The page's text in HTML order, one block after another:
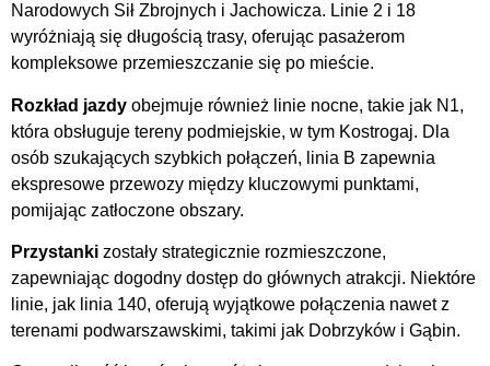
Narodowych Sił Zbrojnych i Jachowicza. Linie 2 i 18
wyróżniają się długością trasy, oferując pasażerom
kompleksowe przemieszczanie się po mieście.
Rozkład jazdy obejmuje również linie nocne, takie jak N1,
która obsługuje tereny podmiejskie, w tym Kostrogaj. Dla
osób szukających szybkich połączeń, linia B zapewnia
ekspresowe przewozy między kluczowymi punktami,
pomijając zatłoczone obszary.
Przystanki zostały strategicznie rozmieszczone,
zapewniając dogodny dostęp do głównych atrakcji. Niektóre
linie, jak linia 140, oferują wyjątkowe połączenia nawet z
terenami podwarszawskimi, takimi jak Dobrzyków i Gąbin.